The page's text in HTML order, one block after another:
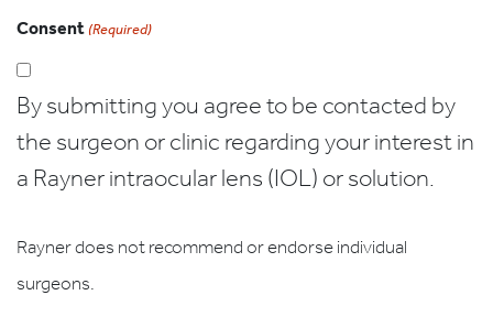
Consent (Required)
By submitting you agree to be contacted by
the surgeon or clinic regarding your interest in
a Rayner intraocular lens (IOL) or solution.
Rayner does not recommend or endorse individual
surgeons.